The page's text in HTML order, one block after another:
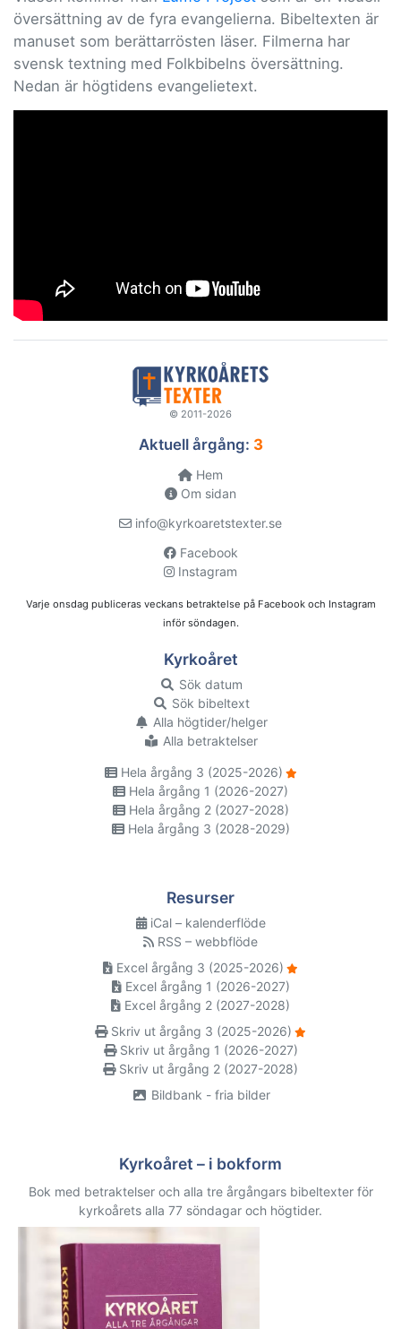
översättning av de fyra evangelierna. Bibeltexten är
manuset som berättarrösten läser. Filmerna har
svensk textning med Folkbibelns översättning.
Nedan är högtidens evangelietext.
© 2011-2026
Aktuell årgång: 3
Hem
Om sidan
info@kyrkoaretstexter.se
Facebook
Instagram
Varje onsdag publiceras veckans betraktelse på Facebook och Instagram
inför söndagen.
Kyrkoåret
Sök datum
Sök bibeltext
Alla högtider/helger
Alla betraktelser
Hela årgång 3 (2025-2026)
Hela årgång 1 (2026-2027)
Hela årgång 2 (2027-2028)
Hela årgång 3 (2028-2029)
Resurser
iCal – kalenderflöde
RSS – webbflöde
Excel årgång 3 (2025-2026)
Excel årgång 1 (2026-2027)
Excel årgång 2 (2027-2028)
Skriv ut årgång 3 (2025-2026)
Skriv ut årgång 1 (2026-2027)
Skriv ut årgång 2 (2027-2028)
Bildbank - fria bilder
Kyrkoåret – i bokform
Bok med betraktelser och alla tre årgångars bibeltexter för
kyrkoårets alla 77 söndagar och högtider.